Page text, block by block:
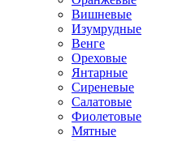
Вишневые
Изумрудные
Венге
Ореховые
Янтарные
Сиреневые
Салатовые
Фиолетовые
Мятные